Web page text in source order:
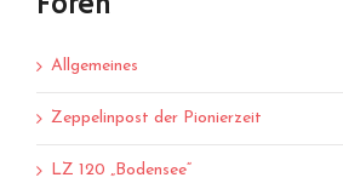
Allgemeines
Zeppelinpost der Pionierzeit
LZ 120 „Bodensee“